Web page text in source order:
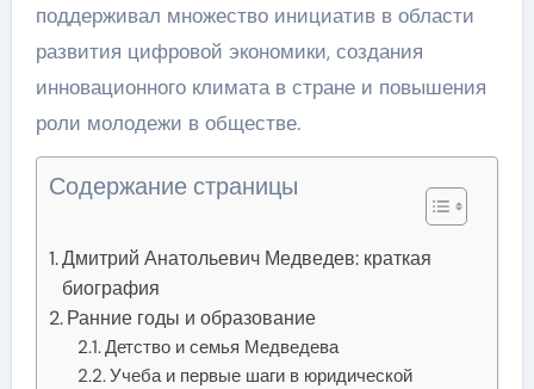
поддерживал множество инициатив в области
развития цифровой экономики, создания
инновационного климата в стране и повышения
роли молодежи в обществе.
Содержание страницы
Дмитрий Анатольевич Медведев: краткая
биография
Ранние годы и образование
Детство и семья Медведева
Учеба и первые шаги в юридической